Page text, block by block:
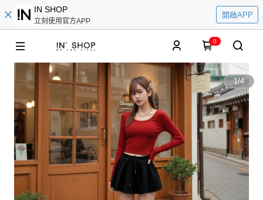
IN SHOP
立刻使用官方APP
開啟APP
0
1/4